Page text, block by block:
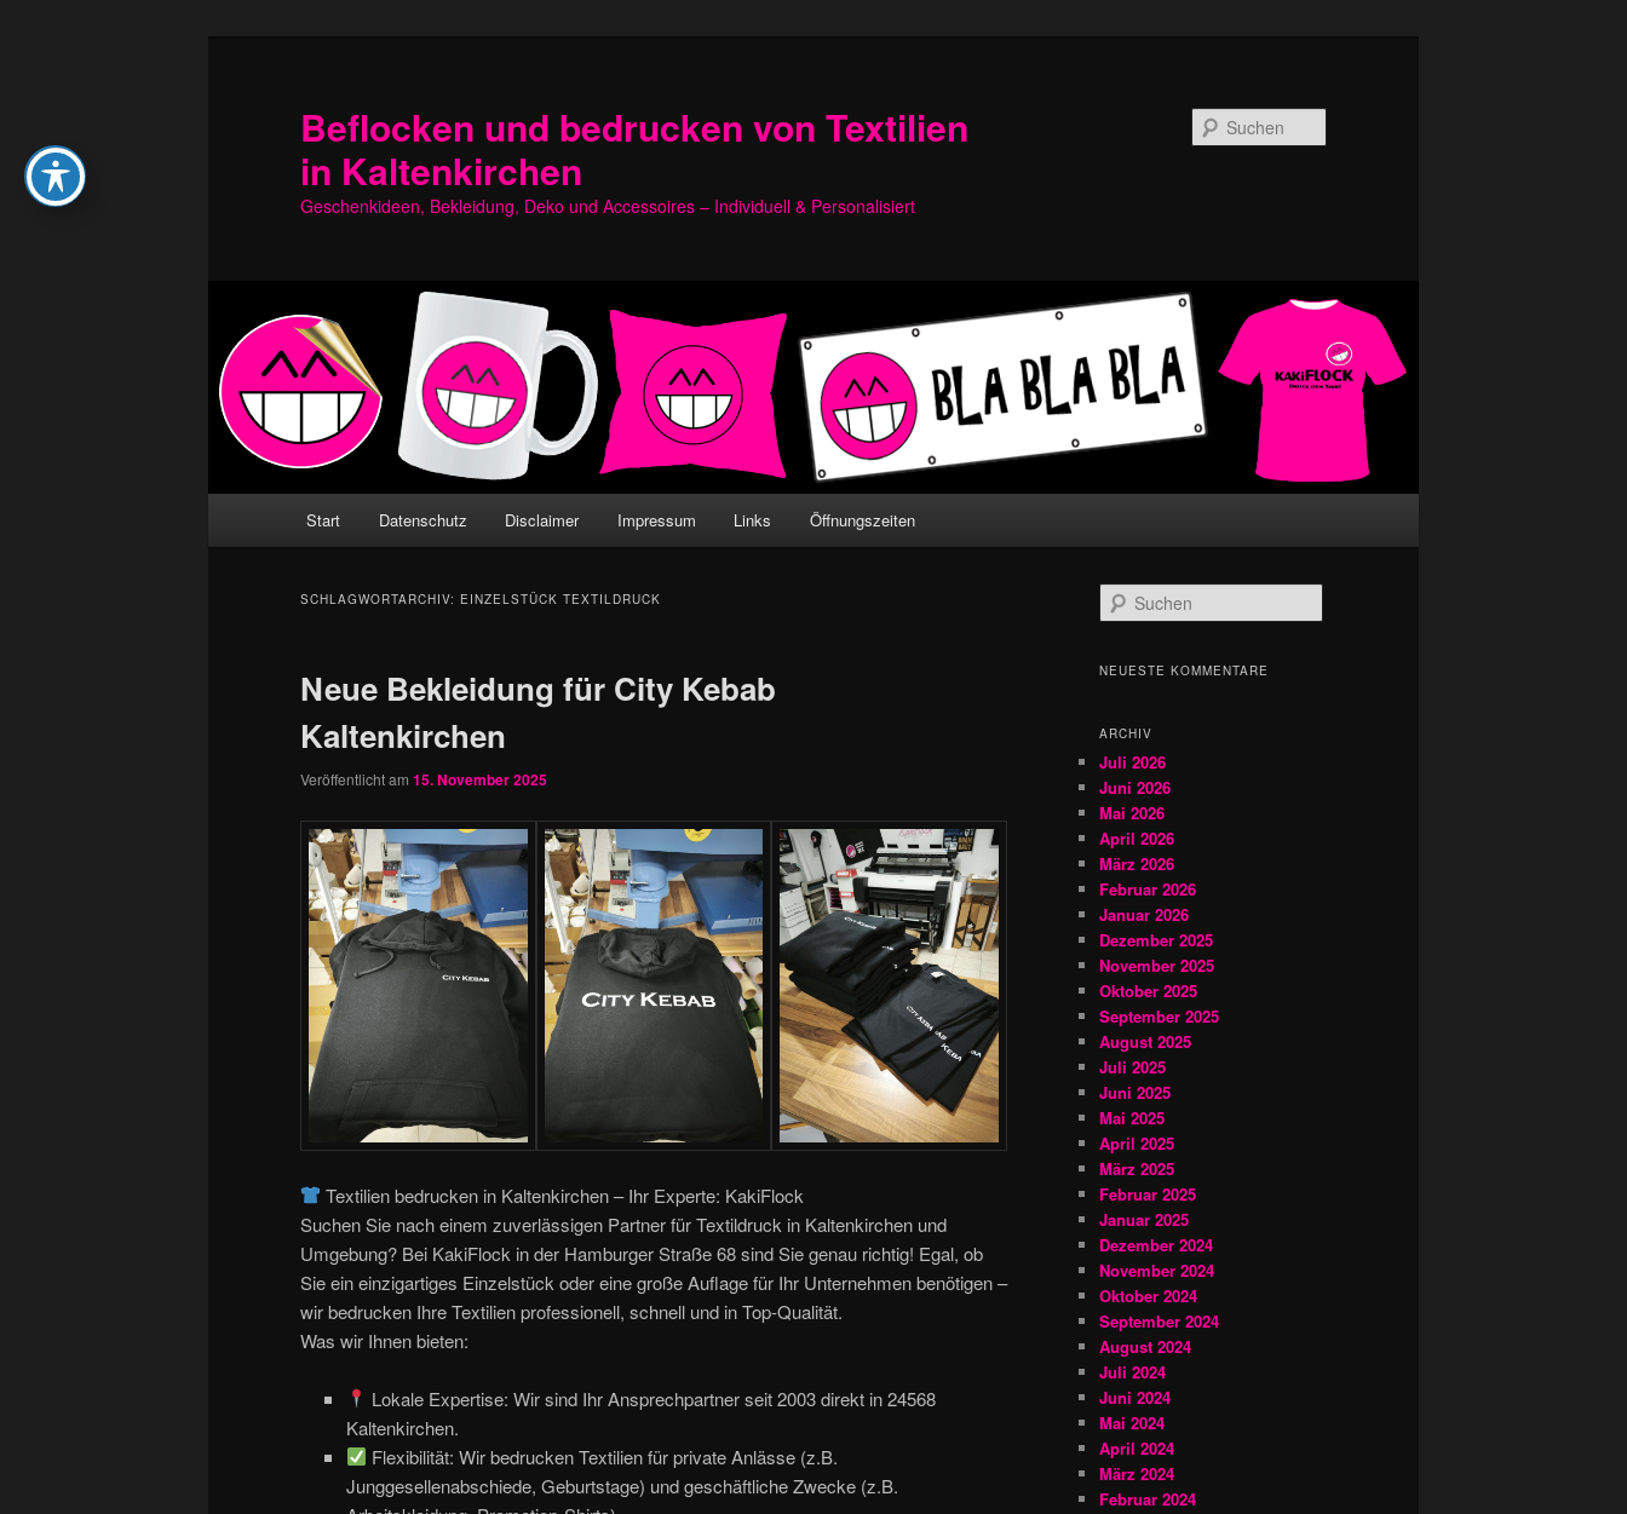
Beflocken und bedrucken von Textilien
in Kaltenkirchen
Geschenkideen, Bekleidung, Deko und Accessoires – Individuell & Personalisiert
Start Datenschutz Disclaimer Impressum Links Öffnungszeiten
SCHLAGWORTARCHIV: EINZELSTÜCK TEXTILDRUCK
Neue Bekleidung für City Kebab
Kaltenkirchen
Veröffentlicht am 15. November 2025
Textilien bedrucken in Kaltenkirchen – Ihr Experte: KakiFlock
Suchen Sie nach einem zuverlässigen Partner für Textildruck in Kaltenkirchen und
Umgebung? Bei KakiFlock in der Hamburger Straße 68 sind Sie genau richtig! Egal, ob
Sie ein einzigartiges Einzelstück oder eine große Auflage für Ihr Unternehmen benötigen –
wir bedrucken Ihre Textilien professionell, schnell und in Top-Qualität.
Was wir Ihnen bieten:
Lokale Expertise: Wir sind Ihr Ansprechpartner seit 2003 direkt in 24568
Kaltenkirchen.
Flexibilität: Wir bedrucken Textilien für private Anlässe (z.B.
Junggesellenabschiede, Geburtstage) und geschäftliche Zwecke (z.B.
u
h
NEUESTE KOMMENTARE
ARCHIV
Juli 2026
Juni 2026
Mai 2026
April 2026
März 2026
Februar 2026
Januar 2026
Dezember 2025
November 2025
Oktober 2025
September 2025
August 2025
Juli 2025
Juni 2025
Mai 2025
April 2025
März 2025
Februar 2025
Januar 2025
Dezember 2024
November 2024
Oktober 2024
September 2024
August 2024
Juli 2024
Juni 2024
Mai 2024
April 2024
März 2024
Februar 2024